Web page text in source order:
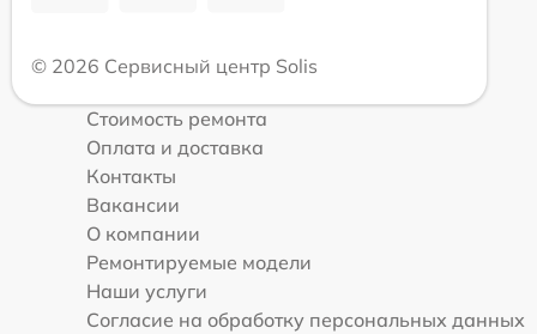
© 2026 Сервисный центр Solis
Стоимость ремонта
Оплата и доставка
Контакты
Вакансии
О компании
Ремонтируемые модели
Наши услуги
Согласие на обработку персональных данных